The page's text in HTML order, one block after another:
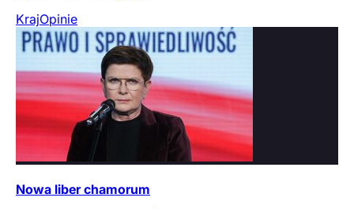
KrajOpinie
Nowa liber chamorum